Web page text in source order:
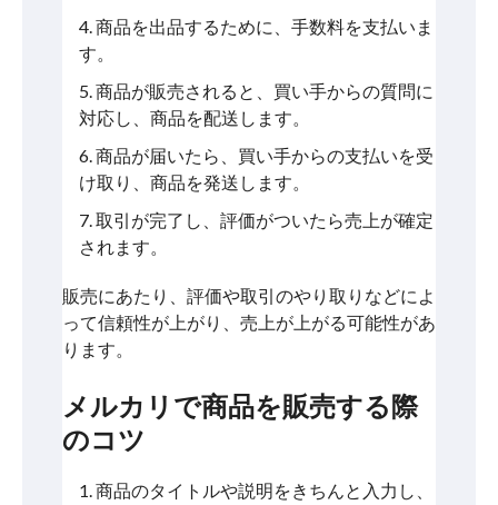
商品を出品するために、手数料を支払いま
す。
商品が販売されると、買い手からの質問に
対応し、商品を配送します。
商品が届いたら、買い手からの支払いを受
け取り、商品を発送します。
取引が完了し、評価がついたら売上が確定
されます。
販売にあたり、評価や取引のやり取りなどによ
って信頼性が上がり、売上が上がる可能性があ
ります。
メルカリで商品を販売する際
のコツ
商品のタイトルや説明をきちんと入力し、